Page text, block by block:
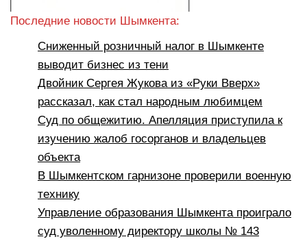
Последние новости Шымкента:
Сниженный розничный налог в Шымкенте
выводит бизнес из тени
Двойник Сергея Жукова из «Руки Вверх»
рассказал, как стал народным любимцем
Суд по общежитию. Апелляция приступила к
изучению жалоб госорганов и владельцев
объекта
В Шымкентском гарнизоне проверили военную
технику
Управление образования Шымкента проиграло
суд уволенному директору школы № 143